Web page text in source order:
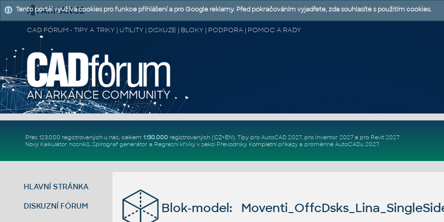
CAD FÓRUM - TIPY A TRIKY | UTILITY | DISKUZE | BLOKY | PODPORA | POMOC A RADY
Přes 123.000 registrovaných u nás, celkem 1.130.000registrovaných (CZ+EN). Tipy pro AutoCAD 2027, pro Inventor 2027a pro Revit 2027.
Nový Kalkulátor nosníků, Spirograf generátor a Regresní křivkyv sekci Převodníky. Kompletní příkazya proměnné AutoCADu 2027.
HLAVNÍ STRÁNKA
DISKUZNÍ FÓRUM Blok-model:
Tento portál využívá cookies pro funkce přihlášení a pro Google reklamy. Před pokračováním vyjadřete, zda souhlasíte s použitím cookies.